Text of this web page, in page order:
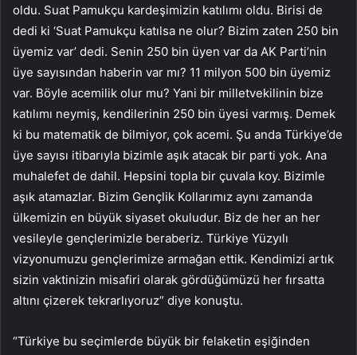
oldu. Suat Pamukçu kardeşimizin katılımı oldu. Birisi de
dedi ki ‘Suat Pamukçu katılsa ne olur? Bizim zaten 250 bin
üyemiz var’ dedi. Senin 250 bin üyen var da AK Parti’nin
üye sayısından haberin var mı? 11 milyon 500 bin üyemiz
var. Böyle acemilik olur mu? Yani bir milletvekilinin bize
katılımı neymiş, kendilerinin 250 bin üyesi varmış. Demek
ki bu matematik de bilmiyor, çok acemi. Şu anda Türkiye’de
üye sayısı itibarıyla bizimle aşık atacak bir parti yok. Ana
muhalefet de dahil. Hepsini topla bir çuvala koy. Bizimle
aşık atamazlar. Bizim Gençlik Kollarımız aynı zamanda
ülkemizin en büyük siyaset okuludur. Biz de her an her
vesileyle gençlerimizle beraberiz. Türkiye Yüzyılı
vizyonumuzu gençlerimize armağan ettik. Kendimizi artık
sizin vaktinizin misafiri olarak gördüğümüzü her fırsatta
altını çizerek tekrarlıyoruz” diye konuştu.
“Türkiye bu seçimlerde büyük bir felaketin eşiğinden